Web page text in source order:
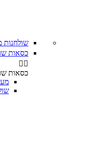
כסאות
 
כסאות